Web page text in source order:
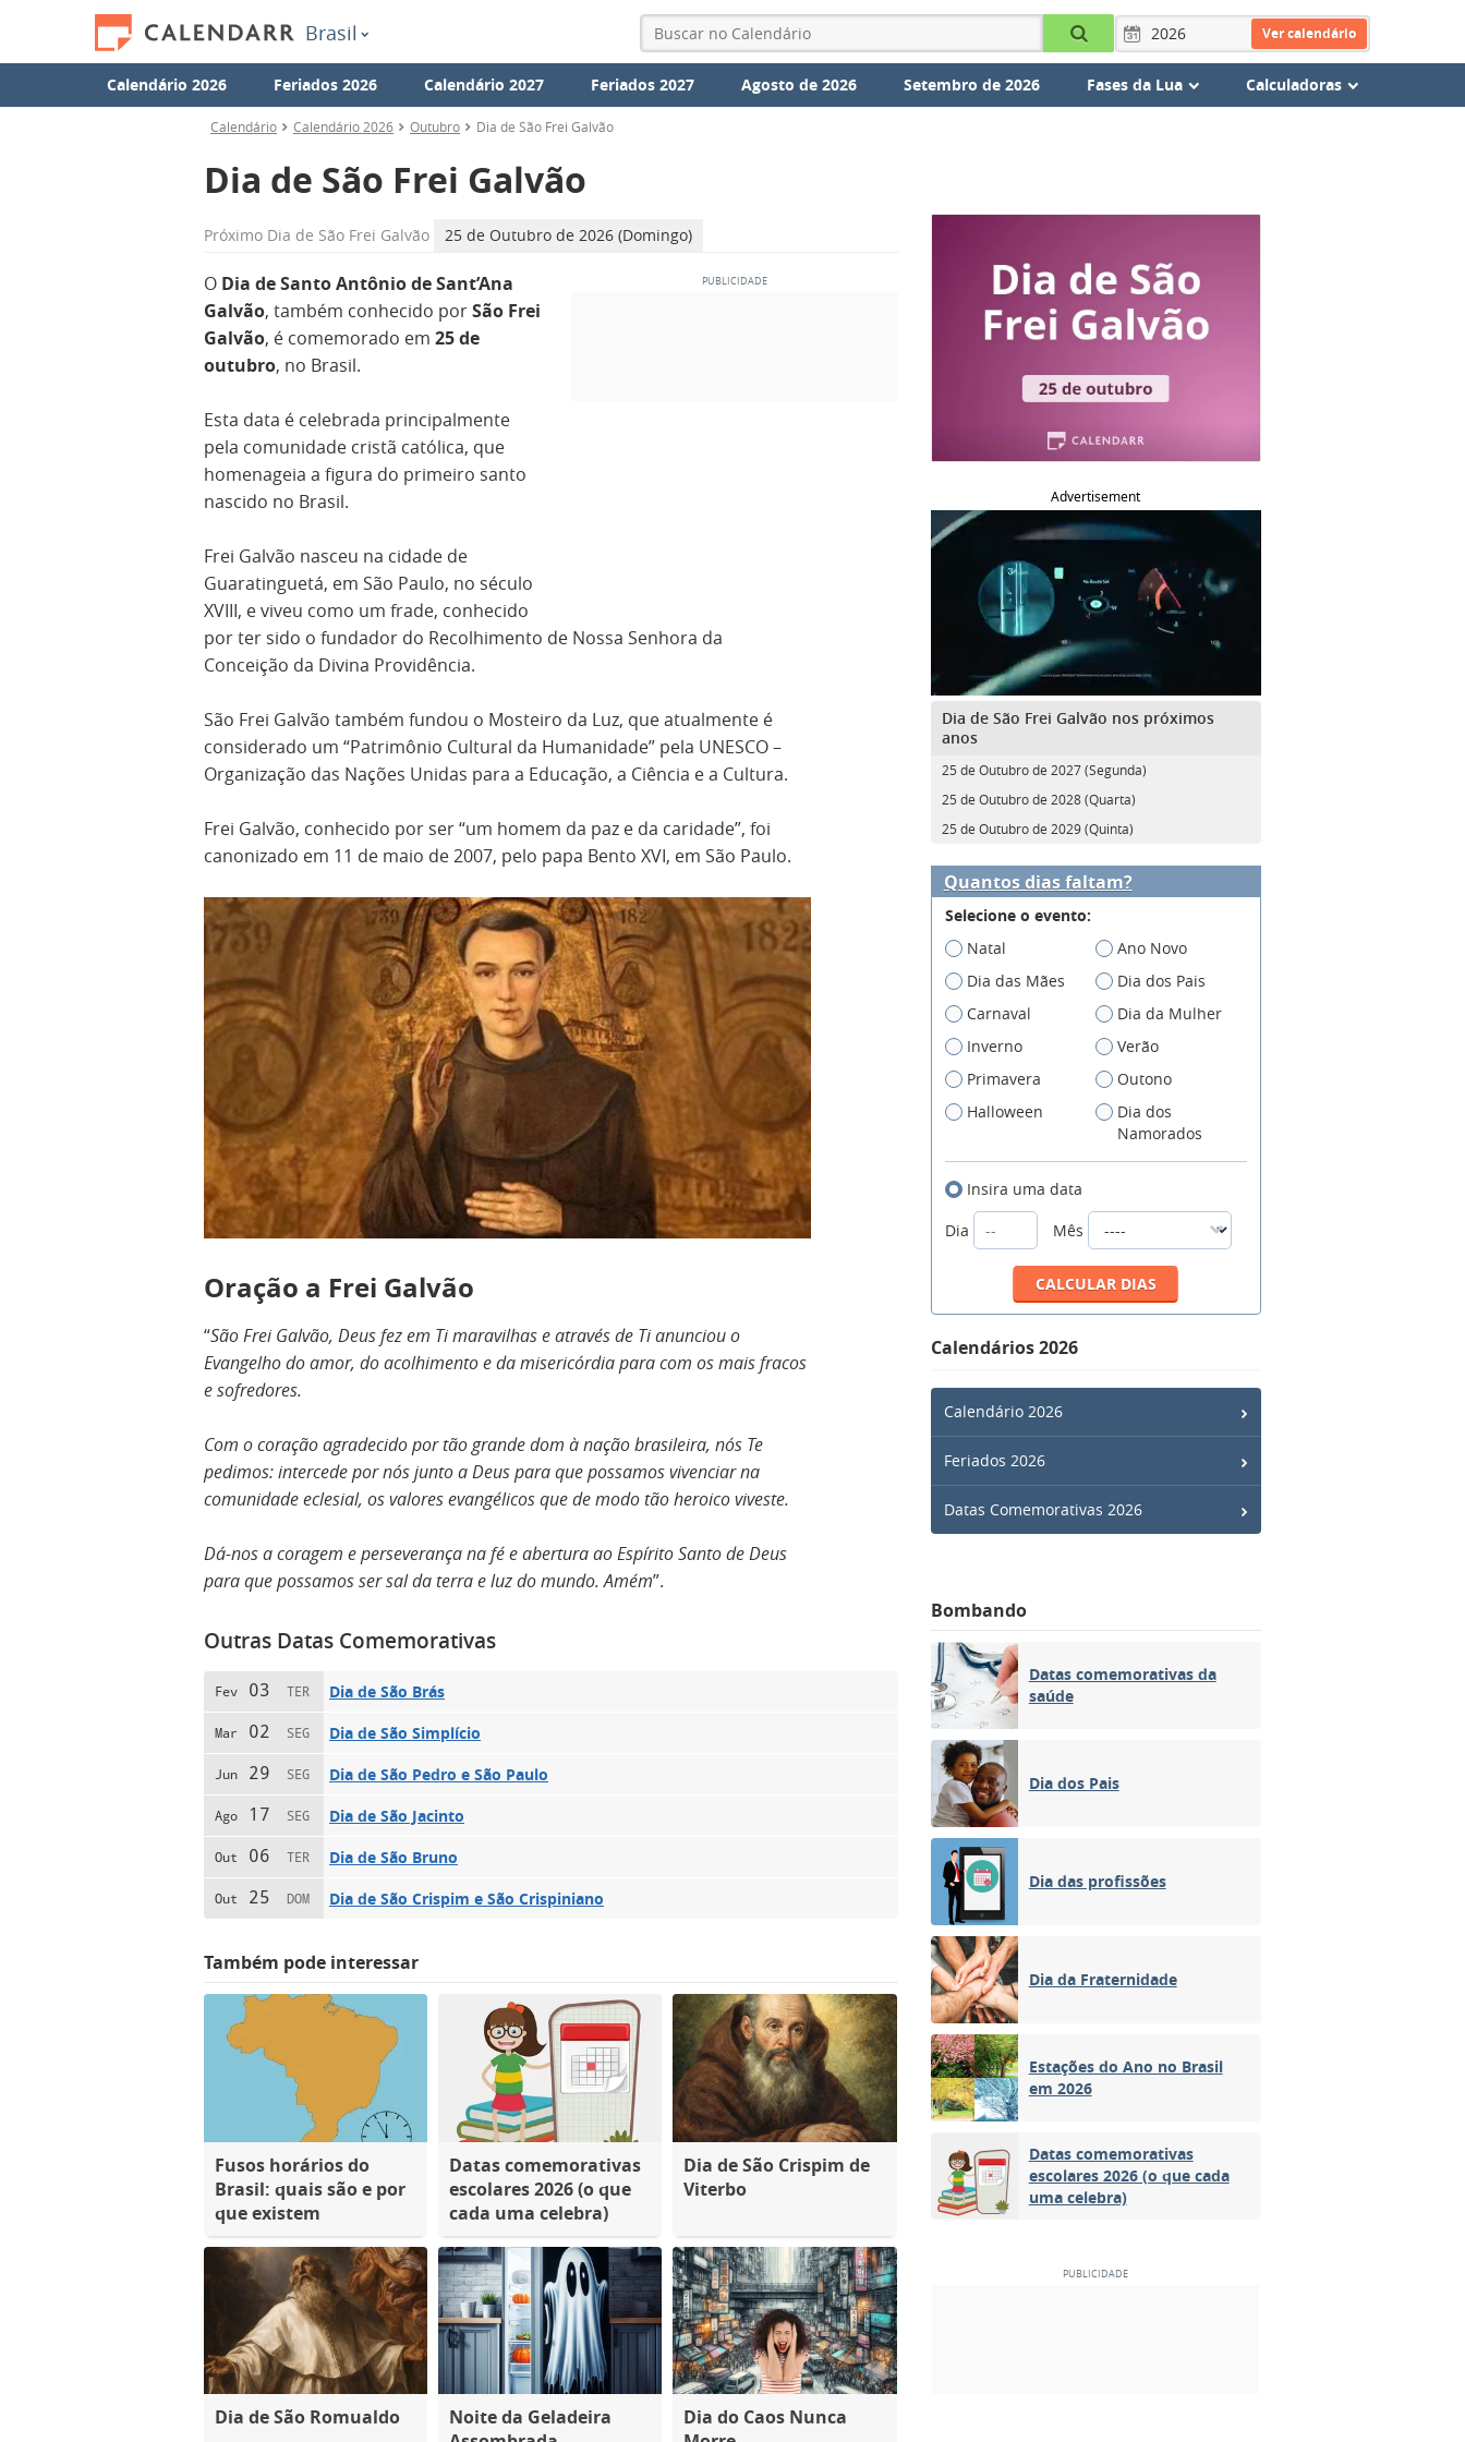
Brasil Ver calendário
Calendário 2026 Feriados 2026 Calendário 2027 Feriados 2027 Agosto de 2026 Setembro de 2026 Fases da Lua Calculadoras
Calendário Calendário 2026 Outubro Dia de São Frei Galvão
Dia de São Frei Galvão
Próximo Dia de São Frei Galvão 25 de Outubro de 2026 (Domingo)
O Dia de Santo Antônio de Sant’Ana
Galvão, também conhecido porSão Frei
Galvão, é comemorado em 25 de
outubro, no Brasil.
Esta data é celebrada principalmente
pela comunidade cristã católica, que
homenageia a figura do primeiro santo
nascido no Brasil.
Frei Galvão nasceu na cidade de
Guaratinguetá, em São Paulo, no século
XVIII, e viveu como um frade, conhecido
por ter sido o fundador do Recolhimento de Nossa Senhora da
Conceição da Divina Providência.
São Frei Galvão também fundou o Mosteiro da Luz, que atualmente é
considerado um “Patrimônio Cultural da Humanidade” pela UNESCO –
Organização das Nações Unidas para a Educação, a Ciência e a Cultura.
Frei Galvão, conhecido por ser “um homem da paz e da caridade”, foi
canonizado em 11 de maio de 2007, pelo papa Bento XVI, em São Paulo.
Oração a Frei Galvão
“SãoFrei Galvão, Deus fez em Ti maravilhas e através de Ti anunciou o
Evangelho do amor, do acolhimento e da misericórdia para com os mais fracos
e sofredores.
Com o coração agradecido por tão grande dom à nação brasileira, nós Te
pedimos: intercede por nós junto a Deus para que possamos vivenciar na
comunidade eclesial, os valores evangélicos que de modo tão heroico viveste.
Dá-nos a coragem e perseverança na fé e abertura ao Espírito Santo de Deus
para que possamos ser sal da terra e luz do mundo.Amém”.
Outras Datas Comemorativas
Fev 03 TER Dia de São Brás
Mar 02 SEG Dia de São Simplício
Jun 29 SEG Dia de São Pedro e São Paulo
Ago 17 SEG Dia de São Jacinto
Out 06 TER Dia de São Bruno
Out 25 DOM Dia de São Crispim e São Crispiniano
Também pode interessar
Fusos horários do
Brasil: quais são e por
que existem
Datas comemorativas
escolares 2026 (o que
cada uma celebra)
Dia de São Crispim de
Viterbo
Dia de São Romualdo
Noite da Geladeira
Dia do Caos Nunca
Advertisement
Dia de São Frei Galvão nos próximos
anos
25 de Outubro de 2027 (Segunda)
25 de Outubro de 2028 (Quarta)
25 de Outubro de 2029 (Quinta)
Quantos dias faltam?
Selecione o evento:
Natal
Ano Novo
Dia das Mães
Dia dos Pais
Carnaval
Dia da Mulher
Inverno
Verão
Primavera
Outono
Halloween
Dia dos
Namorados
Insira uma data
Dia
Mês
Calendários 2026
Calendário 2026
Feriados 2026
Datas Comemorativas 2026
Bombando
Datas comemorativas da
saúde
Dia dos Pais
Dia das profissões
Dia da Fraternidade
Estações do Ano no Brasil
em 2026
Datas comemorativas
escolares 2026 (o que cada
uma celebra)